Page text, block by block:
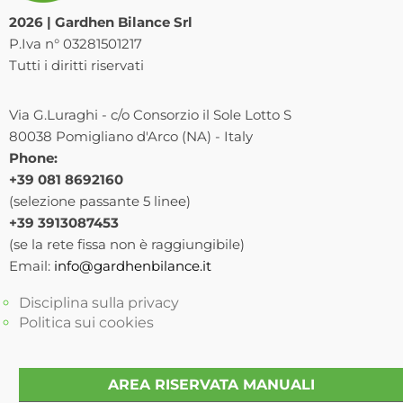
2026 | Gardhen Bilance Srl
P.Iva n° 03281501217
Tutti i diritti riservati
Via G.Luraghi - c/o Consorzio il Sole Lotto S
80038 Pomigliano d'Arco (NA) - Italy
Phone:
+39 081 8692160
(selezione passante 5 linee)
+39 3913087453
(se la rete fissa non è raggiungibile)
Email: info@gardhenbilance.it
Disciplina sulla privacy
Politica sui cookies
AREA RISERVATA MANUALI